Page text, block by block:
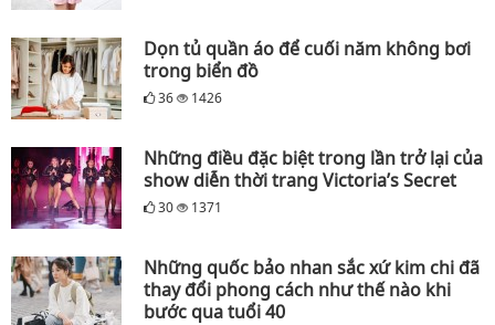
Dọn tủ quần áo để cuối năm không bơi
trong biển đồ
36 1426
Những điều đặc biệt trong lần trở lại của
show diễn thời trang Victoria’s Secret
30 1371
Những quốc bảo nhan sắc xứ kim chi đã
thay đổi phong cách như thế nào khi
bước qua tuổi 40